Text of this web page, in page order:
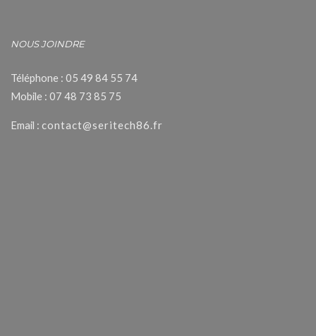
NOUS JOINDRE
Téléphone : 05 49 84 55 74
Mobile : 07 48 73 85 75
Email : contact@seritech86.fr